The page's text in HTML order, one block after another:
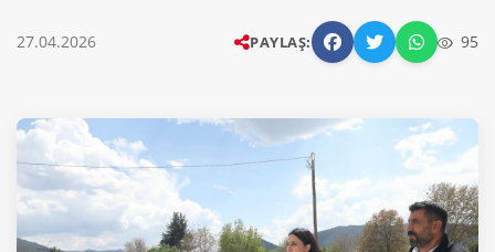
27.04.2026 PAYLAŞ: 95